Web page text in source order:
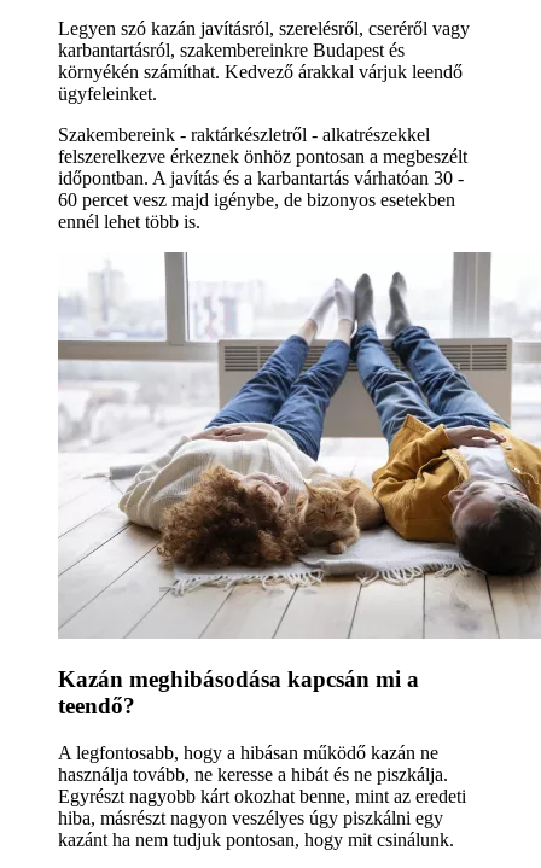
Legyen szó kazán javításról, szerelésről, cseréről vagy
karbantartásról, szakembereinkre Budapest és
környékén számíthat. Kedvező árakkal várjuk leendő
ügyfeleinket.
Szakembereink - raktárkészletről - alkatrészekkel
felszerelkezve érkeznek önhöz pontosan a megbeszélt
időpontban. A javítás és a karbantartás várhatóan 30 -
60 percet vesz majd igénybe, de bizonyos esetekben
ennél lehet több is.
Kazán meghibásodása kapcsán mi a
teendő?
A legfontosabb, hogy a hibásan működő kazán ne
használja tovább, ne keresse a hibát és ne piszkálja.
Egyrészt nagyobb kárt okozhat benne, mint az eredeti
hiba, másrészt nagyon veszélyes úgy piszkálni egy
kazánt ha nem tudjuk pontosan, hogy mit csinálunk.